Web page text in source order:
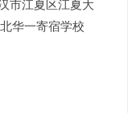
市江夏区江夏大
华一寄宿学校